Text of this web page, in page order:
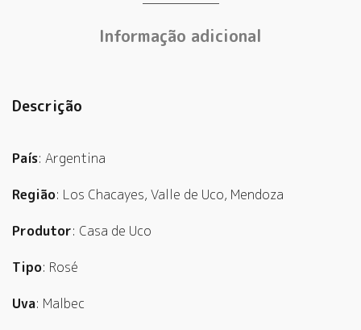
Informação adicional
Descrição
País: Argentina
Região: Los Chacayes, Valle de Uco, Mendoza
Produtor: Casa de Uco
Tipo: Rosé
Uva: Malbec